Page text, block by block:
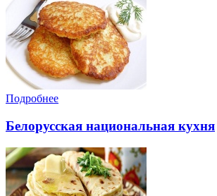
Подробнее
Белорусская национальная кухня